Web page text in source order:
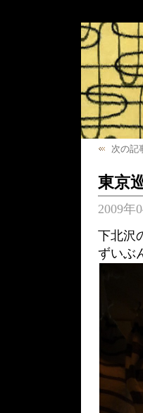
次の記
東京
2009年
下北沢
ずいぶ